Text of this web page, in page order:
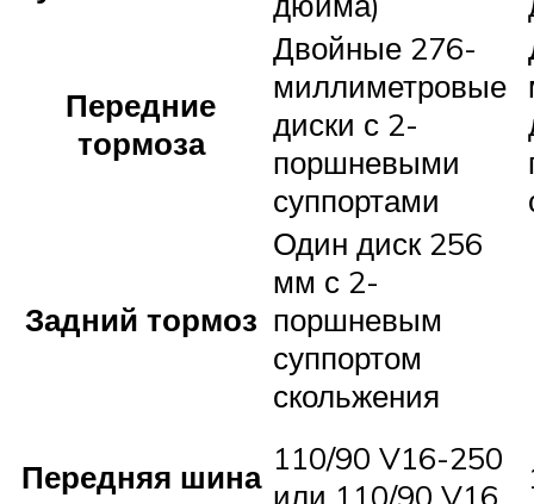
Передние
тормоза
Двойные 276-
миллиметровые
диски с 2-
поршневыми
суппортами
Задний тормоз
Один диск 256
мм с 2-
поршневым
суппортом
скольжения
Передняя шина 110/90 V16-250
или 110/90 V16